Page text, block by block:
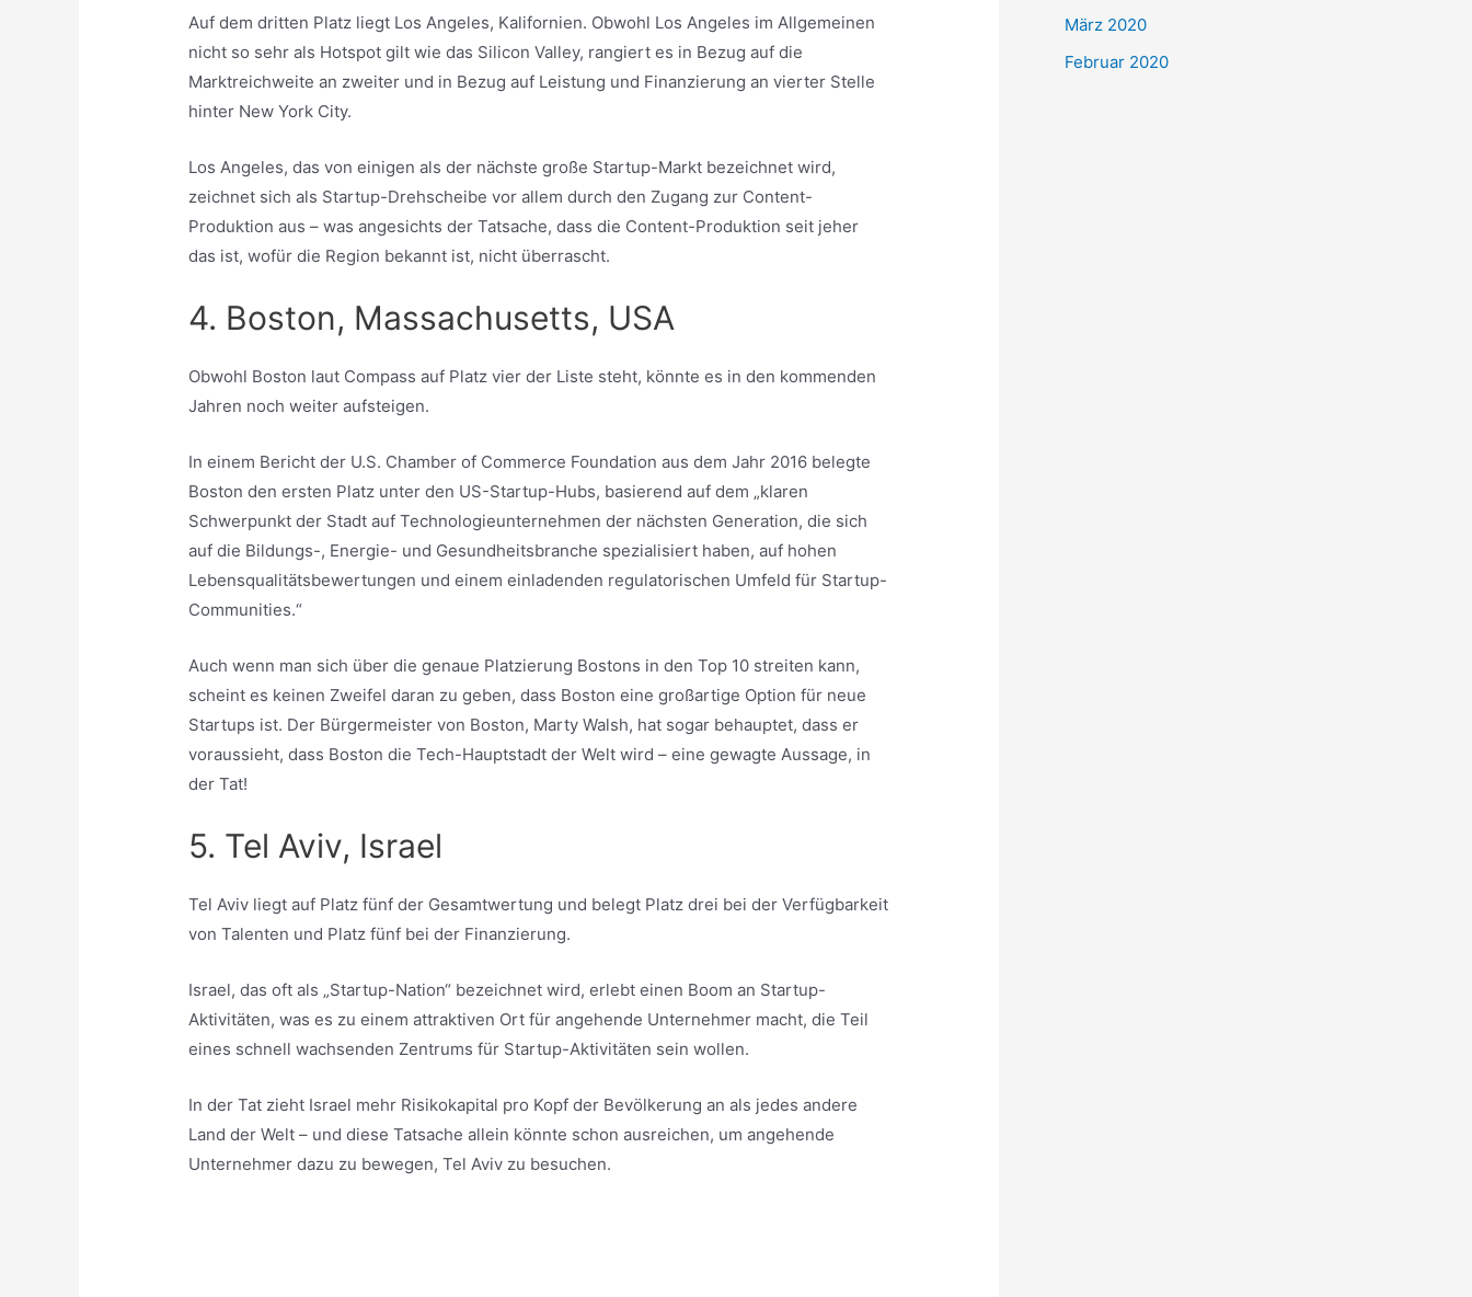
Auf dem dritten Platz liegt Los Angeles, Kalifornien. Obwohl Los Angeles im Allgemeinen
nicht so sehr als Hotspot gilt wie das Silicon Valley, rangiert es in Bezug auf die
Marktreichweite an zweiter und in Bezug auf Leistung und Finanzierung an vierter Stelle
hinter New York City.
Los Angeles, das von einigen als der nächste große Startup-Markt bezeichnet wird,
zeichnet sich als Startup-Drehscheibe vor allem durch den Zugang zur Content-
Produktion aus – was angesichts der Tatsache, dass die Content-Produktion seit jeher
das ist, wofür die Region bekannt ist, nicht überrascht.
4. Boston, Massachusetts, USA
Obwohl Boston laut Compass auf Platz vier der Liste steht, könnte es in den kommenden
Jahren noch weiter aufsteigen.
In einem Bericht der U.S. Chamber of Commerce Foundation aus dem Jahr 2016 belegte
Boston den ersten Platz unter den US-Startup-Hubs, basierend auf dem „klaren
Schwerpunkt der Stadt auf Technologieunternehmen der nächsten Generation, die sich
auf die Bildungs-, Energie- und Gesundheitsbranche spezialisiert haben, auf hohen
Lebensqualitätsbewertungen und einem einladenden regulatorischen Umfeld für Startup-
Communities.“
Auch wenn man sich über die genaue Platzierung Bostons in den Top 10 streiten kann,
scheint es keinen Zweifel daran zu geben, dass Boston eine großartige Option für neue
Startups ist. Der Bürgermeister von Boston, Marty Walsh, hat sogar behauptet, dass er
voraussieht, dass Boston die Tech-Hauptstadt der Welt wird – eine gewagte Aussage, in
der Tat!
5. Tel Aviv, Israel
Tel Aviv liegt auf Platz fünf der Gesamtwertung und belegt Platz drei bei der Verfügbarkeit
von Talenten und Platz fünf bei der Finanzierung.
Israel, das oft als „Startup-Nation“ bezeichnet wird, erlebt einen Boom an Startup-
Aktivitäten, was es zu einem attraktiven Ort für angehende Unternehmer macht, die Teil
eines schnell wachsenden Zentrums für Startup-Aktivitäten sein wollen.
In der Tat zieht Israel mehr Risikokapital pro Kopf der Bevölkerung an als jedes andere
Land der Welt – und diese Tatsache allein könnte schon ausreichen, um angehende
Unternehmer dazu zu bewegen, Tel Aviv zu besuchen.
März 2020
Februar 2020